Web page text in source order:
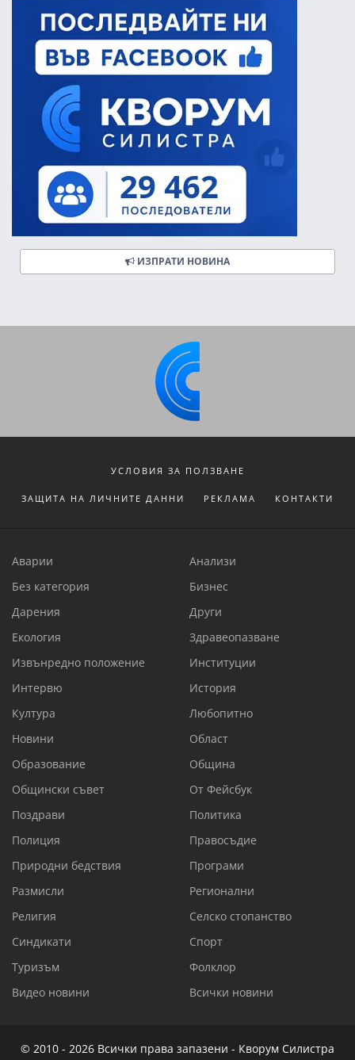
ИЗПРАТИ НОВИНА
УСЛОВИЯ ЗА ПОЛЗВАНЕ
ЗАЩИТА НА ЛИЧНИТЕ ДАННИ РЕКЛАМА КОНТАКТИ
Аварии
Анализи
Без категория
Бизнес
Дарения
Други
Екология
Здравеопазване
Извънредно положение
Институции
Интервю
История
Култура
Любопитно
Новини
Област
Образование
Община
Общински съвет
От Фейсбук
Поздрави
Политика
Полиция
Правосъдие
Природни бедствия
Програми
Размисли
Регионални
Религия
Селско стопанство
Синдикати
Спорт
Туризъм
Фолклор
Видео новини
Всички новини
© 2010 - 2026 Всички права запазени - Кворум Силистра